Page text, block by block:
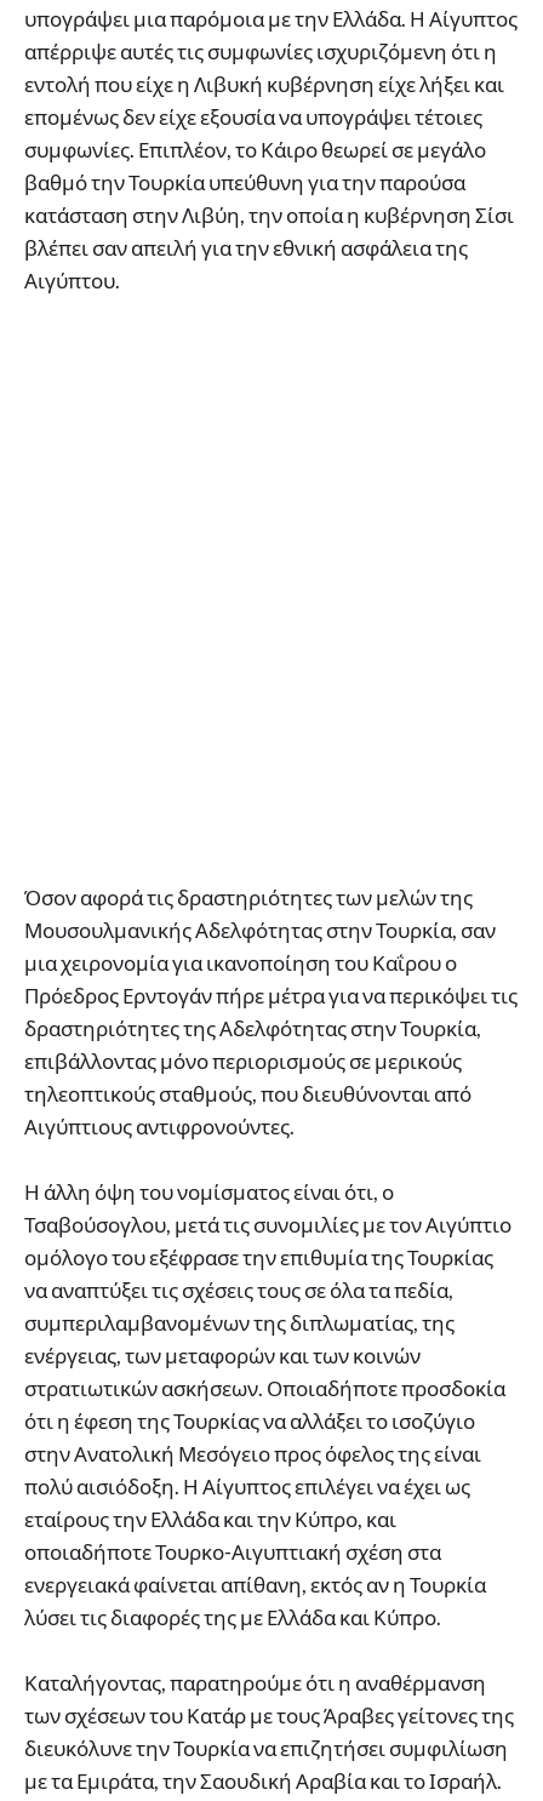
υπογράψει μια παρόμοια με την Ελλάδα. Η Αίγυπτος
απέρριψε αυτές τις συμφωνίες ισχυριζόμενη ότι η
εντολή που είχε η Λιβυκή κυβέρνηση είχε λήξει και
επομένως δεν είχε εξουσία να υπογράψει τέτοιες
συμφωνίες. Επιπλέον, το Κάιρο θεωρεί σε μεγάλο
βαθμό την Τουρκία υπεύθυνη για την παρούσα
κατάσταση στην Λιβύη, την οποία η κυβέρνηση Σίσι
βλέπει σαν απειλή για την εθνική ασφάλεια της
Αιγύπτου.
Όσον αφορά τις δραστηριότητες των μελών της
Μουσουλμανικής Αδελφότητας στην Τουρκία, σαν
μια χειρονομία για ικανοποίηση του Καΐρου ο
Πρόεδρος Ερντογάν πήρε μέτρα για να περικόψει τις
δραστηριότητες της Αδελφότητας στην Τουρκία,
επιβάλλοντας μόνο περιορισμούς σε μερικούς
τηλεοπτικούς σταθμούς, που διευθύνονται από
Αιγύπτιους αντιφρονούντες.
Η άλλη όψη του νομίσματος είναι ότι, ο
Τσαβούσογλου, μετά τις συνομιλίες με τον Αιγύπτιο
ομόλογο του εξέφρασε την επιθυμία της Τουρκίας
να αναπτύξει τις σχέσεις τους σε όλα τα πεδία,
συμπεριλαμβανομένων της διπλωματίας, της
ενέργειας, των μεταφορών και των κοινών
στρατιωτικών ασκήσεων. Οποιαδήποτε προσδοκία
ότι η έφεση της Τουρκίας να αλλάξει το ισοζύγιο
στην Ανατολική Μεσόγειο προς όφελος της είναι
πολύ αισιόδοξη. Η Αίγυπτος επιλέγει να έχει ως
εταίρους την Ελλάδα και την Κύπρο, και
οποιαδήποτε Τουρκο-Αιγυπτιακή σχέση στα
ενεργειακά φαίνεται απίθανη, εκτός αν η Τουρκία
λύσει τις διαφορές της με Ελλάδα και Κύπρο.
Καταλήγοντας, παρατηρούμε ότι η αναθέρμανση
των σχέσεων του Κατάρ με τους Άραβες γείτονες της
διευκόλυνε την Τουρκία να επιζητήσει συμφιλίωση
με τα Εμιράτα, την Σαουδική Αραβία και το Ισραήλ.